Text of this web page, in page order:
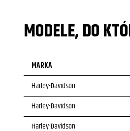
MODELE, DO
MARKA
Harley-Davidson
Harley-Davidson
Harley-Davidson